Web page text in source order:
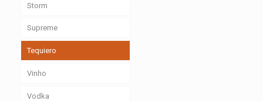
Storm
Supreme
Tequiero
Vinho
Vodka